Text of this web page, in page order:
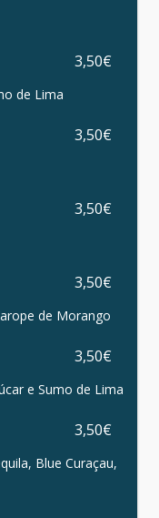
3,50€
de Lima
3,50€
3,50€
3,50€
de Morango
3,50€
e Sumo de Lima
3,50€
Blue Curaçau,